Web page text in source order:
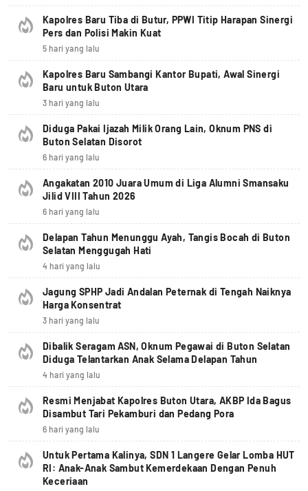
Kapolres Baru Tiba di Butur, PPWI Titip Harapan Sinergi
Pers dan Polisi Makin Kuat
5 hari yang lalu
Kapolres Baru Sambangi Kantor Bupati, Awal Sinergi
Baru untuk Buton Utara
3 hari yang lalu
Diduga Pakai Ijazah Milik Orang Lain, Oknum PNS di
Buton Selatan Disorot
6 hari yang lalu
Angakatan 2010 Juara Umum di Liga Alumni Smansaku
Jilid VIII Tahun 2026
6 hari yang lalu
Delapan Tahun Menunggu Ayah, Tangis Bocah di Buton
Selatan Menggugah Hati
4 hari yang lalu
Jagung SPHP Jadi Andalan Peternak di Tengah Naiknya
Harga Konsentrat
3 hari yang lalu
Dibalik Seragam ASN, Oknum Pegawai di Buton Selatan
Diduga Telantarkan Anak Selama Delapan Tahun
4 hari yang lalu
Resmi Menjabat Kapolres Buton Utara, AKBP Ida Bagus
Disambut Tari Pekamburi dan Pedang Pora
6 hari yang lalu
Untuk Pertama Kalinya, SDN 1 Langere Gelar Lomba HUT
RI: Anak-Anak Sambut Kemerdekaan Dengan Penuh
Keceriaan